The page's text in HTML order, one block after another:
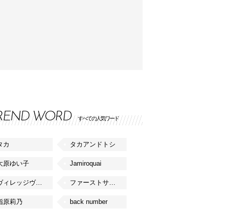
WORD すべての人気ワード
カ タカアンドトシ
原ゆい子 Jamiroquai
ヴィレッジヴァンガード ファーストサマーウイカ
原莉乃 back number